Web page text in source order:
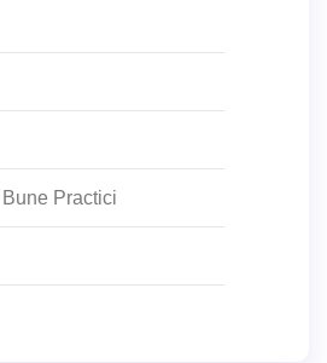
Practici